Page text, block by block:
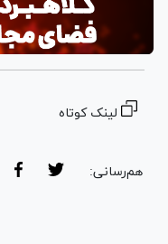
لینک کوتاه
هم‌رسانی: